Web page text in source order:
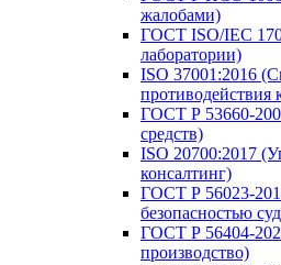
жалобами)
ГОСТ ISO/IEC
лаборатории)
ISO 37001:2016
противодействия
ГОСТ Р 53660-
средств)
ISO 20700:2017
консалтинг)
ГОСТ Р 56023-
безопасностью
ГОСТ Р 56404-
производство)